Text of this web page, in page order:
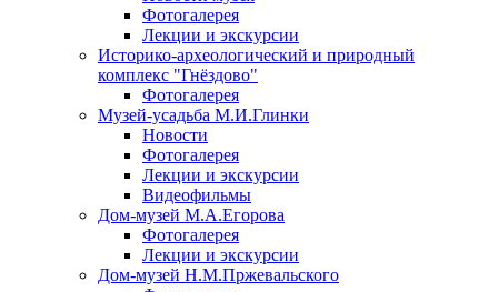
Фотогалерея
Лекции и экскурсии
Историко-археологический и природный
комплекс "Гнёздово"
Фотогалерея
Музей-усадьба М.И.Глинки
Новости
Фотогалерея
Лекции и экскурсии
Видеофильмы
Дом-музей М.А.Егорова
Фотогалерея
Лекции и экскурсии
Дом-музей Н.М.Пржевальского